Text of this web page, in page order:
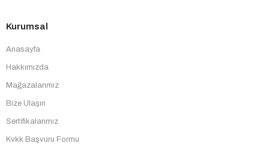
Kurumsal
Anasayfa
Hakkımızda
Mağazalarımız
Bize Ulaşın
Sertifikalarımız
Kvkk Başvuru Formu